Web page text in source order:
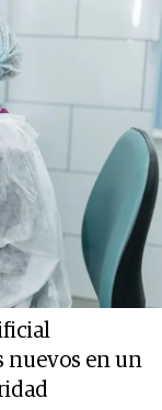
nuevos en un